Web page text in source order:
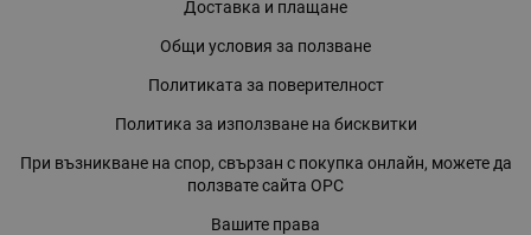
Доставка и плащане
Общи условия за ползване
Политиката за поверителност
Политика за използване на бисквитки
При възникване на спор, свързан с покупка онлайн, можете да
ползвате сайта ОРС
Вашите права